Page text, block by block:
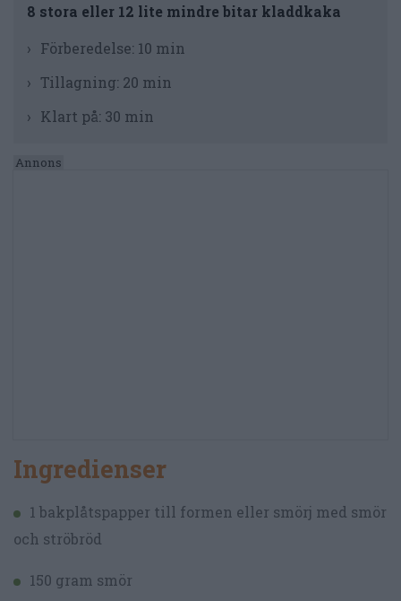
8 stora eller 12 lite mindre bitar kladdkaka
Förberedelse: 10 min
Tillagning: 20 min
Klart på: 30 min
Ingredienser
1 bakplåtspapper till formen eller smörj med smör
och ströbröd
150 gram smör